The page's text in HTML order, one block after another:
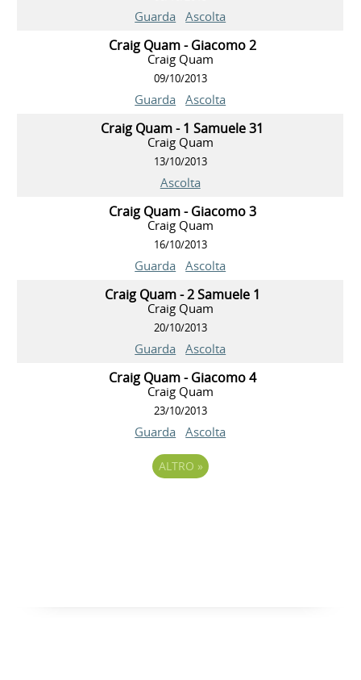
Guarda Ascolta
Craig Quam - Giacomo 2
Craig Quam
09/10/2013
Guarda Ascolta
Craig Quam - 1 Samuele 31
Craig Quam
13/10/2013
Ascolta
Craig Quam - Giacomo 3
Craig Quam
16/10/2013
Guarda Ascolta
Craig Quam - 2 Samuele 1
Craig Quam
20/10/2013
Guarda Ascolta
Craig Quam - Giacomo 4
Craig Quam
23/10/2013
Guarda Ascolta
ALTRO »